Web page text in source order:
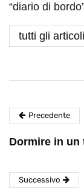
“diario di
tutti gli articoli
Precedente
Dormire in
Successivo